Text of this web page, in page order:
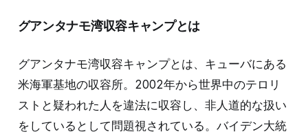
グアンタナモ湾収容キャンプとは
グアンタナモ湾収容キャンプとは、キューバにある
米海軍基地の収容所。2002年から世界中のテロリ
ストと疑われた人を違法に収容し、非人道的な扱い
をしているとして問題視されている。バイデン大統